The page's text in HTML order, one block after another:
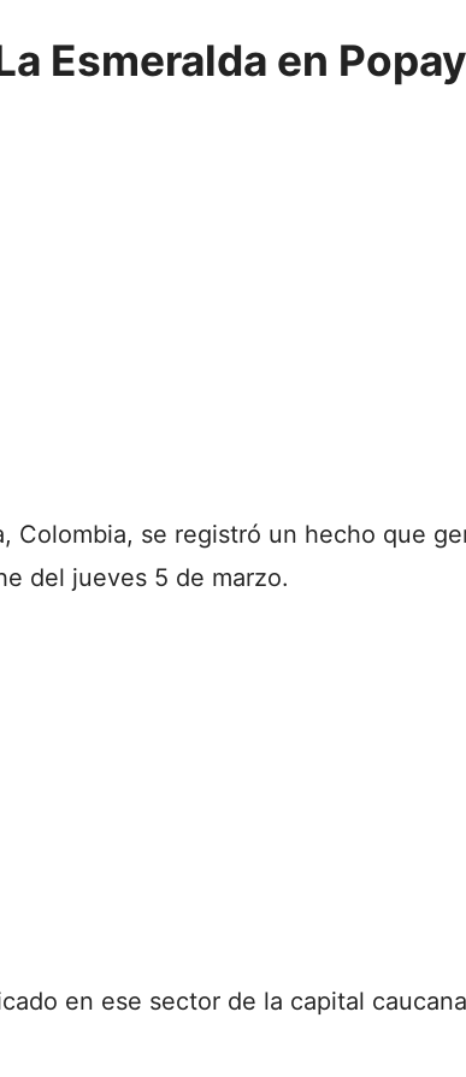
Esmeralda en
Colombia, se registró un hecho que
del jueves 5 de marzo.
en ese sector de la capital